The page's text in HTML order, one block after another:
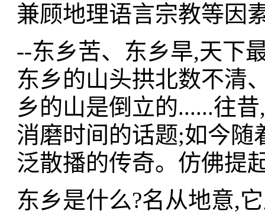
兼顾地理语言宗教等因
--东乡苦、东乡旱,天下
东乡的山头拱北数不清
乡的山是倒立的......往
消磨时间的话题;如今随
泛散播的传奇。仿佛提
东乡是什么?名从地意,